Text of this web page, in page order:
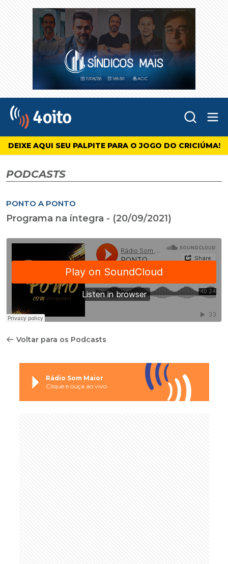
4oito
DEIXE AQUI SEU PALPITE PARA O JOGO DO CRICIÚMA!
PODCASTS
PONTO A PONTO
Programa na íntegra - (20/09/2021)
Voltar para os Podcasts
Rádio Som Maior
Clique e ouça ao vivo